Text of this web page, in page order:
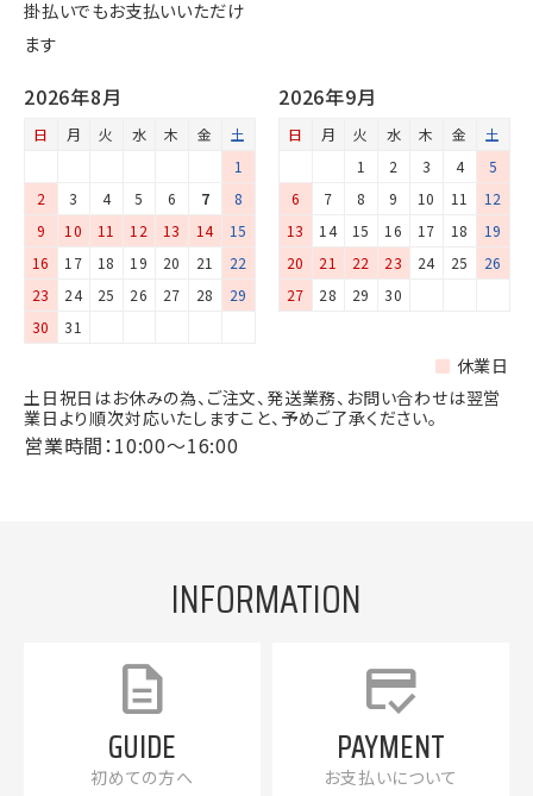
掛払いでもお支払いいただけ
ます
2026年8月
日 月 火 水 木 金
土
1
2
3 4 5 6 7
8
9
10 11 12 13 14
15
16
17 18 19 20 21
22
23
24 25 26 27 28
29
30
31
2026年9月
日 月 火 水 木 金
土
1
2 3 4
5
6
7 8 9 10 11
12
13
14 15 16 17 18
19
20
21 22 23 24 25
26
27
28 29 30
休業日
土日祝日はお休みの為、ご注文、発送業務、お問い合わせは翌営
業日より順次対応いたしますこと、予めご了承ください。
営業時間：10:00～16:00
INFORMATION
description
GUIDE
初めての方へ
credit_score
PAYMENT
お支払いについて